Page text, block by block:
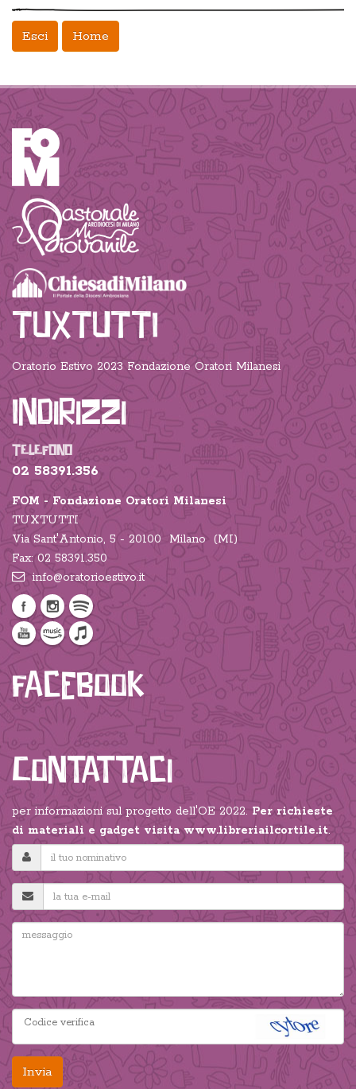
Esci Home
TUXTUTTI
Oratorio Estivo 2023 Fondazione Oratori Milanesi
Indirizzi
TELEFONO
02 58391.356
FOM - Fondazione Oratori Milanesi
TUXTUTTI
Via Sant'Antonio, 5 - 20100 Milano (MI)
Fax: 02 58391.350
info@oratorioestivo.it
Facebook
Contattaci
per informazioni sul progetto dell'OE 2022. Per richieste
di materiali e gadget visitawww.libreriailcortile.it.
Invia